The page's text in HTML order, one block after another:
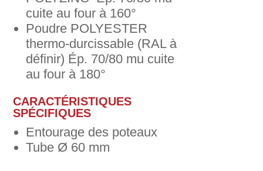
cuite au four à 160°
Poudre POLYESTER
thermo-durcissable (RAL à
définir) Ép. 70/80 mu cuite
au four à 180°
CARACTÉRISTIQUES
SPÉCIFIQUES
Entourage des poteaux
Tube Ø 60 mm